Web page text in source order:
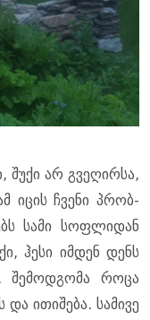
შუქი არ გვე­ღირ­სა,
იცის ჩვე­ნი პრობ­
სამი სოფ­ლი­დან
ჰესი იმ­დენ დენს
შე­მოდ­გო­მა როცა
ითი­შე­ბა. სა­მი­ვე